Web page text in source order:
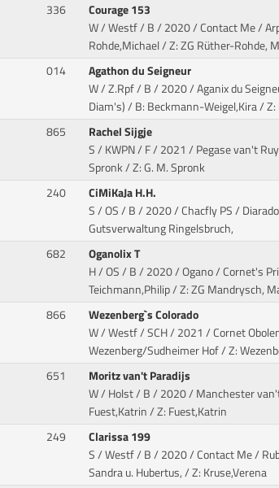
336
Courage 153
W / Westf / B / 2020 / Contact Me /
Rohde,Michael / Z: ZG Rüther-Rohde,
014
Agathon du Seigneur
W / Z.Rpf / B / 2020 / Aganix du
Diam's)/ B: Beckmann-Weigel,Kira /
865
Rachel Sijgje
S / KWPN / F / 2021 / Pegase van't
Spronk / Z: G. M. Spronk
240
CiMiKaJa H.H.
S / OS / B / 2020 / Chacfly PS / Diarado
Gutsverwaltung Ringelsbruch,
682
Oganolix T
H / OS / B / 2020 / Ogano / Cornet's
Teichmann,Philip / Z: ZG Mandrysch,
866
Wezenberg`s Colorado
W / Westf / SCH / 2021 / Cornet
Wezenberg/Sudheimer Hof / Z:
651
Moritz van't Paradijs
W / Holst / B / 2020 / Manchester
Fuest,Katrin / Z: Fuest,Katrin
249
Clarissa 199
S / Westf / B / 2020 / Contact Me /
Sandra u. Hubertus, / Z: Kruse,Verena